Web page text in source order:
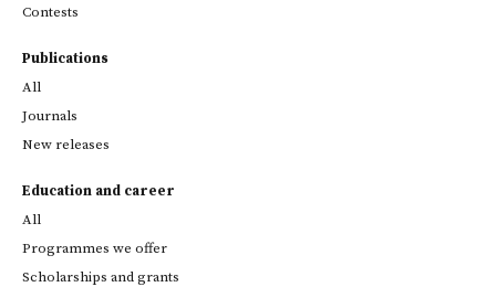
Contests
Publications
All
Journals
New releases
Education and career
All
Programmes we offer
Scholarships and grants